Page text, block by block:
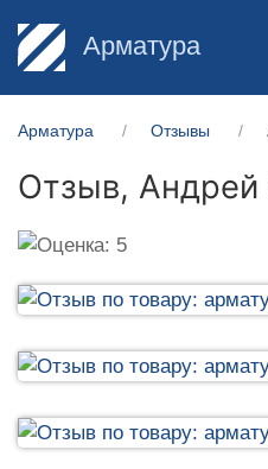
Арматура
Арматура Отзывы
Отзыв, Андрей